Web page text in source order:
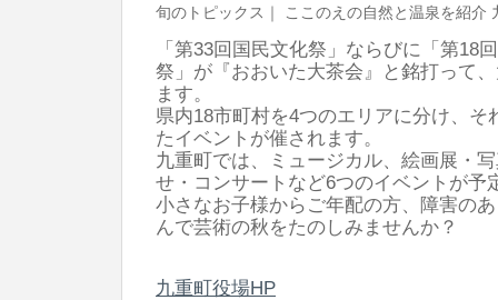
旬のトピックス｜ ここのえの自然と温泉を紹介
「第33回国民文化祭」ならびに「第18
祭」が『おおいた大茶会』と銘打って
ます。
県内18市町村を4つのエリアに分け、そ
たイベントが催されます。
九重町では、ミュージカル、絵画展・
せ・コンサートなど6つのイベントが予
小さなお子様からご年配の方、障害の
んで芸術の秋をたのしみませんか？
九重町役場HP